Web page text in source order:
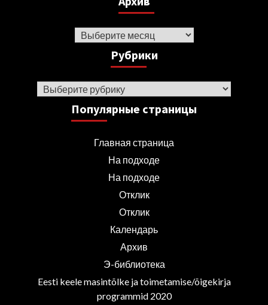
Архив
Рубрики
Рубрики
Популярные страницы
Главная страница
На подходе
На подходе
Отклик
Отклик
Календарь
Архив
Э-библиотека
Eesti keele masintõlke ja toimetamise/õigekirja
programmid 2020